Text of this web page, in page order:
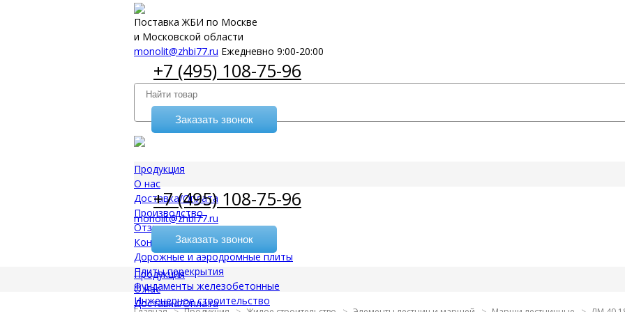
Поставка ЖБИ по Москве
и Московской области
monolit@zhbi77.ru Ежедневно 9:00-20:00
+7 (495) 108-75-96
Заказать звонок
Продукция
О нас
Доставка/Оплата
Производство
Отзывы
Контакты
Дорожные и аэродромные плиты
Плиты перекрытия
Фундаменты железобетонные
Инженерное строительство
+7 (495) 108-75-96
monolit@zhbi77.ru
Заказать звонок
Продукция
О нас
Доставка/Оплата